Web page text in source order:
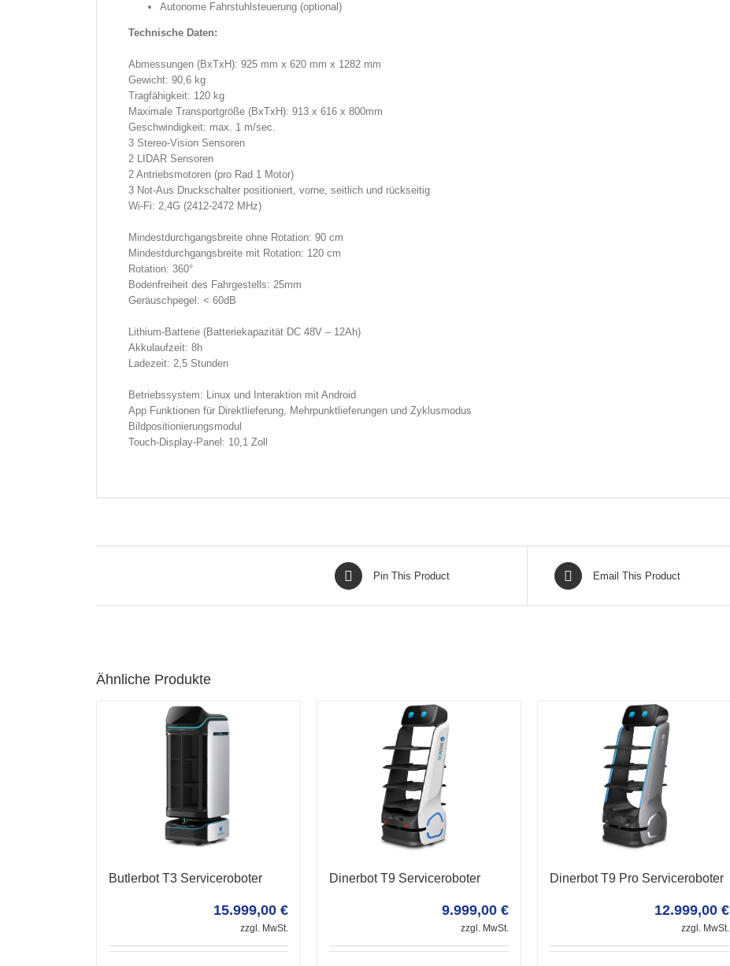
Autonome Fahrstuhlsteuerung (optional)
Technische Daten:
Abmessungen (BxTxH): 925 mm x 620 mm x 1282 mm
Gewicht: 90,6 kg
Tragfähigkeit: 120 kg
Maximale Transportgröße (BxTxH): 913 x 616 x 800mm
Geschwindigkeit: max. 1 m/sec.
3 Stereo-Vision Sensoren
2 LIDAR Sensoren
2 Antriebsmotoren (pro Rad 1 Motor)
3 Not-Aus Druckschalter positioniert, vorne, seitlich und rückseitig
Wi-Fi: 2,4G (2412-2472 MHz)
Mindestdurchgangsbreite ohne Rotation: 90 cm
Mindestdurchgangsbreite mit Rotation: 120 cm
Rotation: 360°
Bodenfreiheit des Fahrgestells: 25mm
Geräuschpegel: < 60dB
Lithium-Batterie (Batteriekapazität DC 48V – 12Ah)
Akkulaufzeit: 8h
Ladezeit: 2,5 Stunden
Betriebssystem: Linux und Interaktion mit Android
App Funktionen für Direktlieferung, Mehrpunktlieferungen und Zyklusmodus
Bildpositionierungsmodul
Touch-Display-Panel: 10,1 Zoll
Pin This Product Email This Product
Ähnliche Produkte
Butlerbot T3 Serviceroboter
15.999,00 €
zzgl. MwSt.
Dinerbot T9 Serviceroboter
9.999,00 €
zzgl. MwSt.
Dinerbot T9 Pro Serviceroboter
12.999,00 €
zzgl. MwSt.